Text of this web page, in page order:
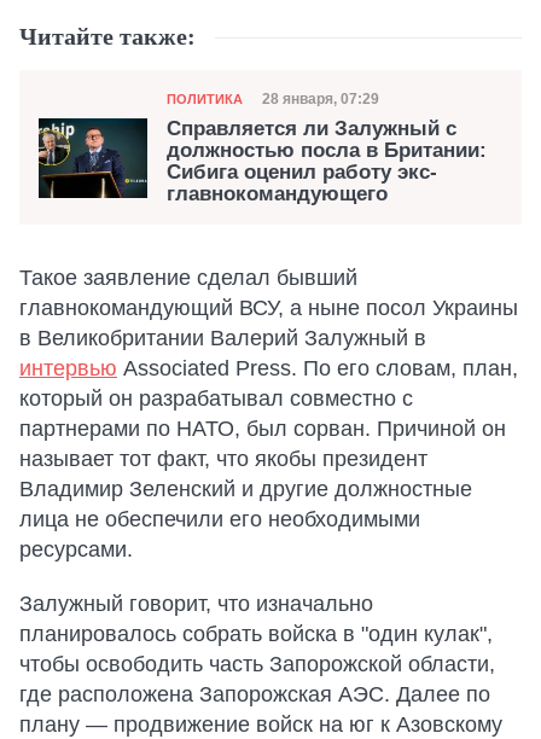
Читайте также:
Категория
ПОЛИТИКА Дата публикации
28 января, 07:29
Справляется ли Залужный с
должностью посла в Британии:
Сибига оценил работу экс-
главнокомандующего
Такое заявление сделал бывший
главнокомандующий ВСУ, а ныне посол Украины
в Великобритании Валерий Залужный в
интервью Associated Press. По его словам, план,
который он разрабатывал совместно с
партнерами по НАТО, был сорван. Причиной он
называет тот факт, что якобы президент
Владимир Зеленский и другие должностные
лица не обеспечили его необходимыми
ресурсами.
Залужный говорит, что изначально
планировалось собрать войска в "один кулак",
чтобы освободить часть Запорожской области,
где расположена Запорожская АЭС. Далее по
плану — продвижение войск на юг к Азовскому